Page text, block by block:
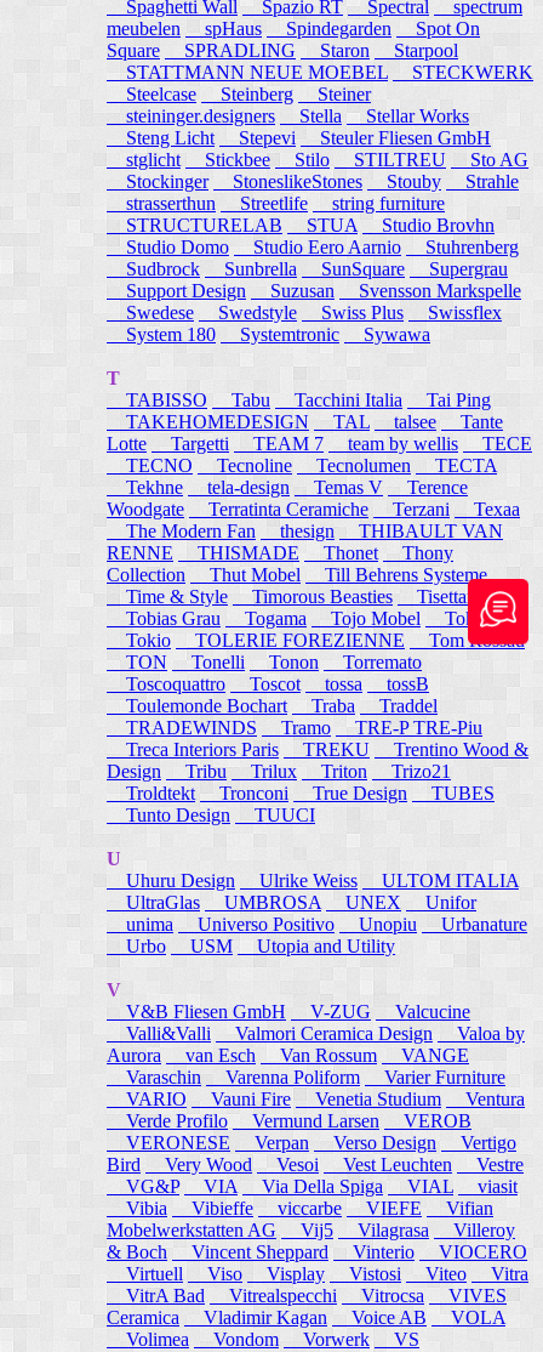
Spaghetti Wall
Spazio RT Spectral
spectrum
meubelen
spHaus Spindegarden
Spot On
Square
SPRADLING Staron
Starpool
STATTMANN NEUE MOEBEL
STECKWERK
Steelcase
Steinberg
Steiner
steininger.designers
Stella Stellar Works
Steng Licht
Stepevi
Steuler Fliesen GmbH
stglicht
Stickbee Stilo STILTREU
Sto AG
Stockinger
StoneslikeStones Stouby
Strahle
strasserthun
Streetlife
string furniture
STRUCTURELAB
STUA
Studio Brovhn
Studio Domo
Studio Eero Aarnio
Stuhrenberg
Sudbrock
Sunbrella SunSquare
Supergrau
Support Design
Suzusan
Svensson Markspelle
Swedese
Swedstyle Swiss Plus
Swissflex
System 180
Systemtronic Sywawa
T
TABISSO
Tabu Tacchini Italia
Tai Ping
TAKEHOMEDESIGN
TAL talsee
Tante
Lotte
Targetti TEAM 7 team by wellis
TECE
TECNO
Tecnoline Tecnolumen
TECTA
Tekhne
tela-design Temas V
Terence
Woodgate
Terratinta Ceramiche Terzani
Texaa
The Modern Fan
thesign
THIBAULT VAN
RENNE
THISMADE Thonet
Thony
Collection
Thut Mobel
Till Behrens Systeme
Time & Style
Timorous Beasties
Tisettanta
Tobias Grau
Togama Tojo Mobel
Token
Tokio
TOLERIE FOREZIENNE
Tom Rossau
TON
Tonelli Tonon
Torremato
Toscoquattro
Toscot tossa
tossB
Toulemonde Bochart
Traba
Traddel
TRADEWINDS
Tramo
TRE-P TRE-Piu
Treca Interiors Paris
TREKU
Trentino Wood &
Design
Tribu Trilux Triton
Trizo21
Troldtekt Tronconi True Design
TUBES
Tunto Design
TUUCI
U
Uhuru Design
Ulrike Weiss
ULTOM ITALIA
UltraGlas
UMBROSA UNEX
Unifor
unima
Universo Positivo Unopiu
Urbanature
Urbo
USM Utopia and Utility
V
V&B Fliesen GmbH
V-ZUG
Valcucine
Valli&Valli
Valmori Ceramica Design
Valoa by
Aurora
van Esch Van Rossum
VANGE
Varaschin
Varenna Poliform
Varier Furniture
VARIO
Vauni Fire Venetia Studium
Ventura
Verde Profilo
Vermund Larsen
VEROB
VERONESE
Verpan Verso Design
Vertigo
Bird
Very Wood Vesoi Vest Leuchten
Vestre
VG&P
VIA Via Della Spiga VIAL
viasit
Vibia
Vibieffe viccarbe VIEFE
Vifian
Mobelwerkstatten AG
Vij5 Vilagrasa
Villeroy
& Boch
Vincent Sheppard Vinterio
VIOCERO
Virtuell
Viso Visplay Vistosi Viteo
Vitra
VitrA Bad
Vitrealspecchi Vitrocsa
VIVES
Ceramica
Vladimir Kagan Voice AB
VOLA
Volimea
Vondom Vorwerk VS